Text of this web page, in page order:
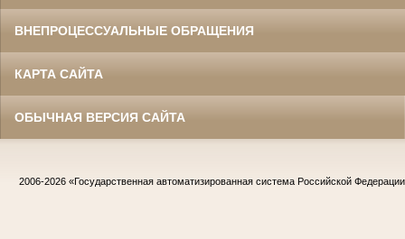
Жилин Иван Назарович
Судья Белгородского областного суда
ВНЕПРОЦЕССУАЛЬНЫЕ ОБРАЩЕНИЯ
КАРТА САЙТА
ОБЫЧНАЯ ВЕРСИЯ САЙТА
2006-2026 «Государственная автоматизированная система Российской